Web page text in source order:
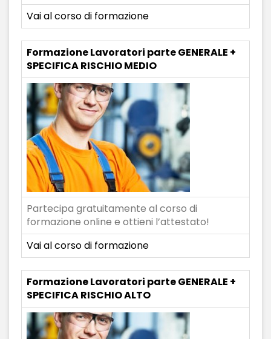
Vai al corso di formazione
Formazione Lavoratori parte GENERALE +
SPECIFICA RISCHIO MEDIO
Partecipa gratuitamente al corso di
formazione online e ottieni l’attestato!
Vai al corso di formazione
Formazione Lavoratori parte GENERALE +
SPECIFICA RISCHIO ALTO